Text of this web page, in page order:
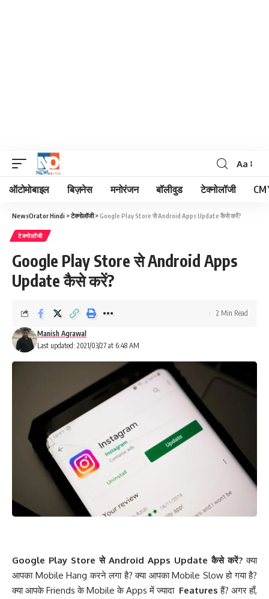
Font
Resizer
Aa
ऑटोमोबाइल बिज़नेस मनोरंजन बॉलीवुड टेक्नोलॉजी CM
NewsOrator Hindi >टेक्नोलॉजी>Google Play Store से Android Apps Update कैसे करें?
टेक्नोलॉजी
Google Play Store से Android Apps
Update कैसे करें?
Last updated: 2021/03/27 at 6:48 AM
Manish Agrawal
2 Min Read
Google Play Store से Android Apps Update कैसे करें?क्या
आपका Mobile Hang करने लगा है? क्या आपका Mobile Slow हो गया है?
क्या आपके Friends के Mobile के Apps में ज्यादा Featuresहैं? अगर हाँ,